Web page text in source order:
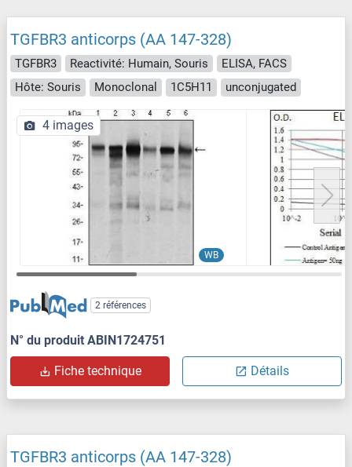
TGFBR3 anticorps (AA 147-328)
TGFBR3 Reactivité: Humain, Souris
ELISA, FACS
Hôte: Souris
Monoclonal 1C5H11 unconjugated
WB
4 images
2 références
N° du produit ABIN1724751
Fiche technique Détails
TGFBR3 anticorps (AA 147-328)